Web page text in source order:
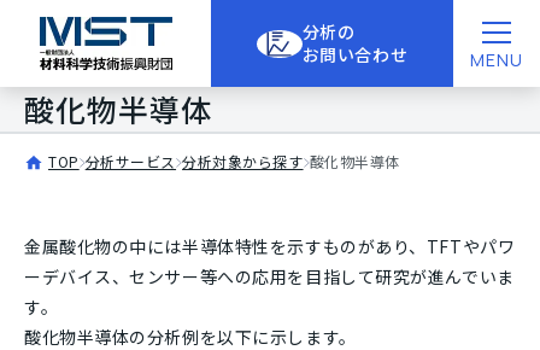
MENU
分析の
お問い合わせ
酸化物半導体
TOP 分析サービス 分析対象から探す 酸化物半導体
金属酸化物の中には半導体特性を示すものがあり、TFTやパワ
ーデバイス、センサー等への応用を目指して研究が進んでいま
す。
酸化物半導体の分析例を以下に示します。